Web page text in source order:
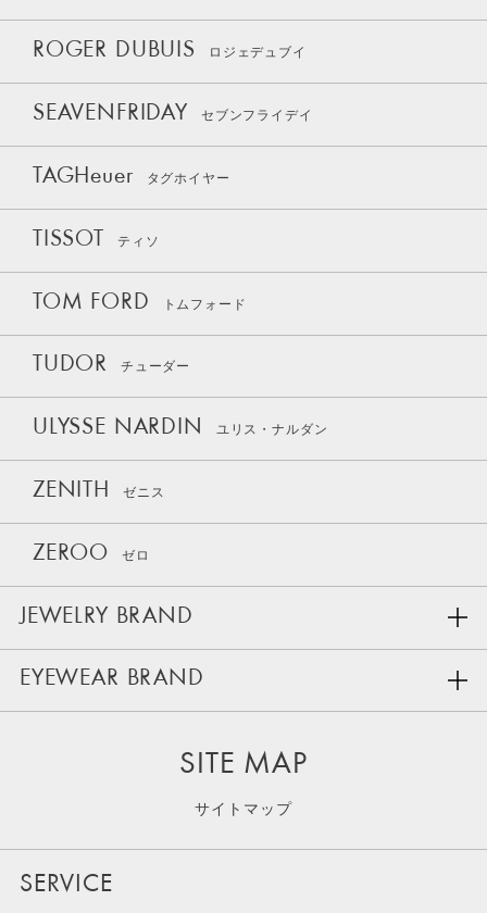
ROGER DUBUIS ロジェデュブイ
SEAVENFRIDAY セブンフライデイ
TAGHeuer タグホイヤー
TISSOT ティソ
TOM FORD トムフォード
TUDOR チューダー
ULYSSE NARDIN ユリス・ナルダン
ZENITH ゼニス
ZEROO ゼロ
JEWELRY BRAND
EYEWEAR BRAND
SITE MAP
サイトマップ
SERVICE